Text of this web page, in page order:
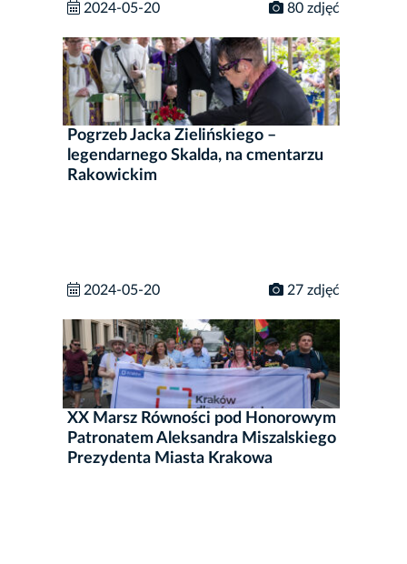
2024-05-20 80 zdjęć
Pogrzeb Jacka Zielińskiego –
legendarnego Skalda, na cmentarzu
Rakowickim
2024-05-20 27 zdjęć
XX Marsz Równości pod Honorowym
Patronatem Aleksandra Miszalskiego
Prezydenta Miasta Krakowa